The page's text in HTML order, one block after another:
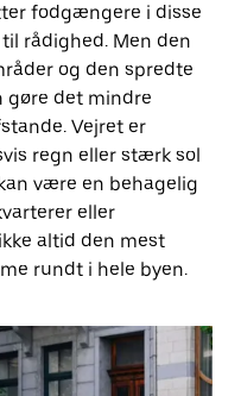
fodgængere i disse
rådighed. Men den
og den spredte
gøre det mindre
Vejret er
regn eller stærk sol
være en behagelig
eller
altid den mest
rundt i hele byen.